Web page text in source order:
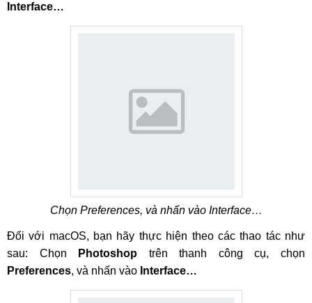
Interface…
Chọn Preferences, và nhấn vào Interface…
Đối với macOS, bạn hãy thực hiện theo các thao tác như
sau: Chọn Photoshop trên thanh công cụ, chọn
Preferences, và nhấn vào Interface…